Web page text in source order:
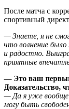
После матча с
спортивный
— Знаете, я не
что волнение было
и радостно.
приятные
— Это ваш первый
Доказательство,
— Да я уже вообще
могу быть